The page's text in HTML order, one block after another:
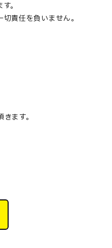
。
責任を負いません。
ます。